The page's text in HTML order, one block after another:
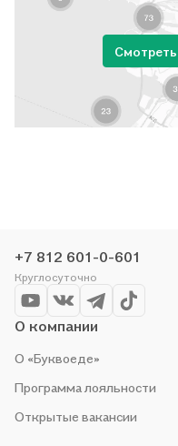
+7 812 601-0-601
Круглосуточно
О компании
О «Буквоеде»
Программа лояльности
Открытые вакансии